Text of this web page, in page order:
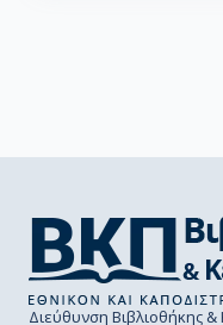
Διεύθυνση Βιβλιοθήκης